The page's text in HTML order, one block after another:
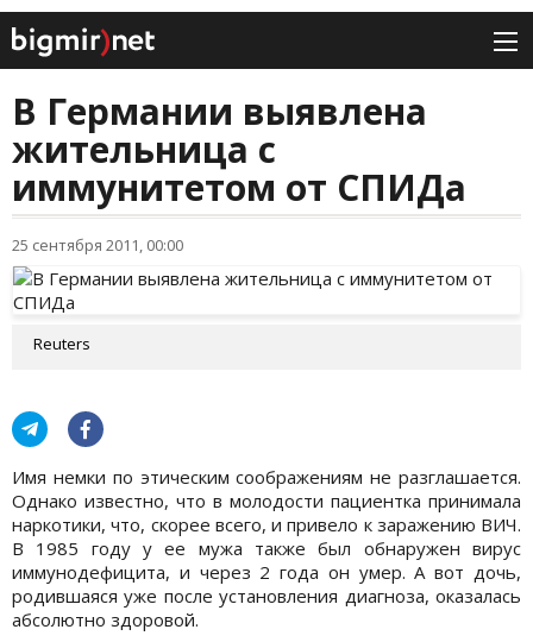
В Германии выявлена
жительница с
иммунитетом от СПИДа
25 сентября 2011, 00:00
Reuters
Имя немки по этическим соображениям не разглашается.
Однако известно, что в молодости пациентка принимала
наркотики, что, скорее всего, и привело к заражению ВИЧ.
В 1985 году у ее мужа также был обнаружен вирус
иммунодефицита, и через 2 года он умер. А вот дочь,
родившаяся уже после установления диагноза, оказалась
абсолютно здоровой.